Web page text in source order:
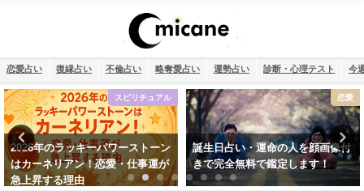
恋愛占い 復縁占い 不倫占い 略奪愛占い 運勢占い 診断・心理テスト 今
恋愛
誕生日占い・運命の人を顔画像付
きで完全無料で鑑定します！
恋愛
タロット占い・彼氏の浮気が心
配…浮気度診断でチェック！